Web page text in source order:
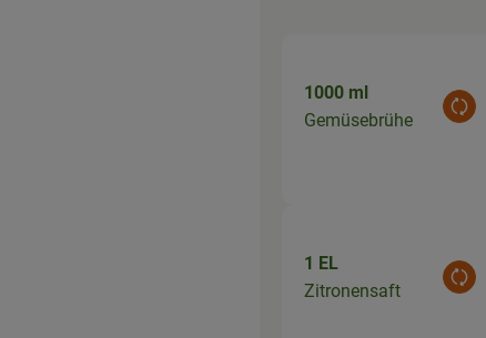
1000 ml
Gemüsebrühe
1 EL
Zitronensaft